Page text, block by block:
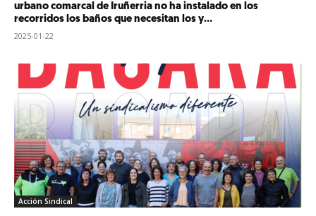
urbano comarcal de Iruñerria no ha instalado en los
recorridos los baños que necesitan los y...
2025-01-22
Acción Sindical